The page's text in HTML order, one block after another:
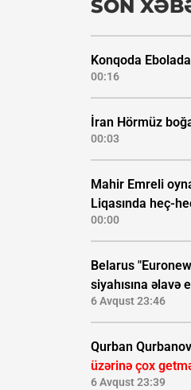
SON
Konqoda
00:16
İran Hörmüz
00:03
Mahir Emreli
Liqasında heç-
00:00
Belarus
siyahısına əlavə
6 Avqust 23:46
Qurban
üzərinə çox
6 Avqust 23:39